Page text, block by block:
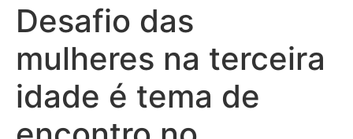
Desafio das
mulheres na terceira
idade é tema de